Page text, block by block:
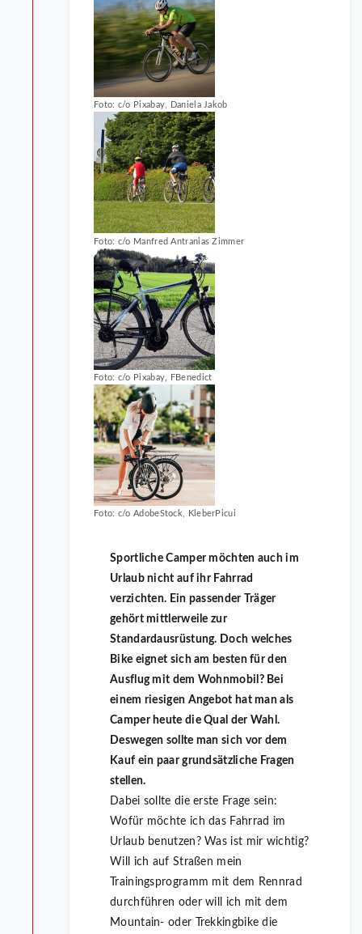
Foto: c/o Pixabay, Daniela Jakob
Foto: c/o Manfred Antranias Zimmer
Foto: c/o Pixabay, FBenedict
Foto: c/o AdobeStock, KleberPicui
Sportliche Camper möchten auch im
Urlaub nicht auf ihr Fahrrad
verzichten. Ein passender Träger
gehört mittlerweile zur
Standardausrüstung. Doch welches
Bike eignet sich am besten für den
Ausflug mit dem Wohnmobil? Bei
einem riesigen Angebot hat man als
Camper heute die Qual der Wahl.
Deswegen sollte man sich vor dem
Kauf ein paar grundsätzliche Fragen
stellen.
Dabei sollte die erste Frage sein:
Wofür möchte ich das Fahrrad im
Urlaub benutzen? Was ist mir wichtig?
Will ich auf Straßen mein
Trainingsprogramm mit dem Rennrad
durchführen oder will ich mit dem
Mountain- oder Trekkingbike die